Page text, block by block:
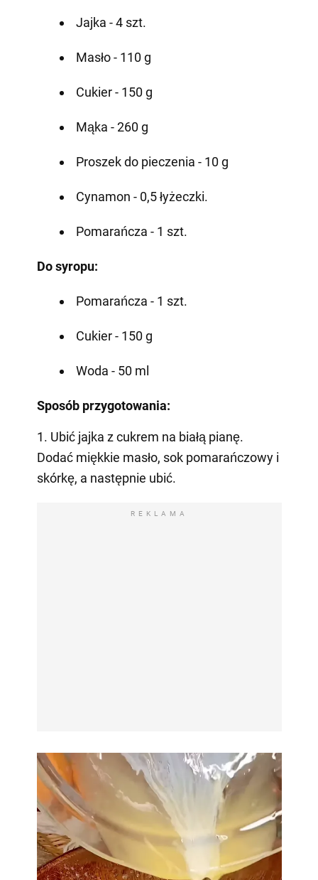
Jajka - 4 szt.
Masło - 110 g
Cukier - 150 g
Mąka - 260 g
Proszek do pieczenia - 10 g
Cynamon - 0,5 łyżeczki.
Pomarańcza - 1 szt.
Do syropu:
Pomarańcza - 1 szt.
Cukier - 150 g
Woda - 50 ml
Sposób przygotowania:
1. Ubić jajka z cukrem na białą pianę.
Dodać miękkie masło, sok pomarańczowy i
skórkę, a następnie ubić.
REKLAMA